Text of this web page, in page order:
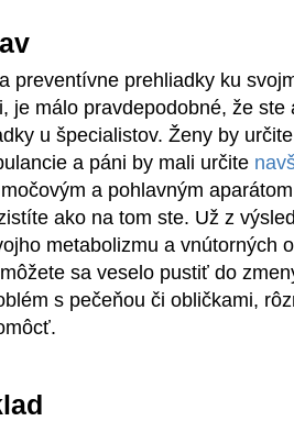
preventívne prehliadky ku
je málo pravdepodobné, že ste
u špecialistov. Ženy by
a páni by mali určite
a pohlavným
ako na tom ste. Už z
metabolizmu a vnútorných
sa veselo pustiť do
s pečeňou či obličkami,